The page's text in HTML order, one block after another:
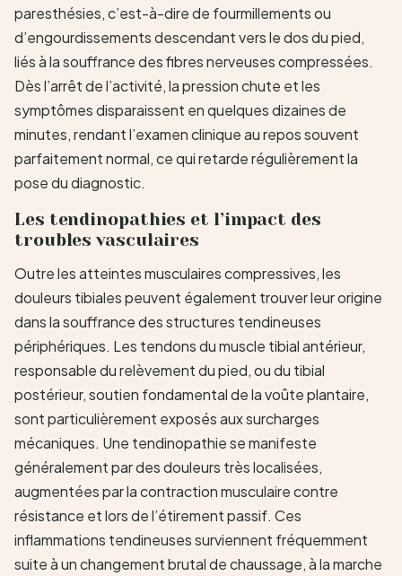
paresthésies, c’est-à-dire de fourmillements ou
d’engourdissements descendant vers le dos du pied,
liés à la souffrance des fibres nerveuses compressées.
Dès l’arrêt de l’activité, la pression chute et les
symptômes disparaissent en quelques dizaines de
minutes, rendant l’examen clinique au repos souvent
parfaitement normal, ce qui retarde régulièrement la
pose du diagnostic.
Les tendinopathies et l’impact des
troubles vasculaires
Outre les atteintes musculaires compressives, les
douleurs tibiales peuvent également trouver leur origine
dans la souffrance des structures tendineuses
périphériques. Les tendons du muscle tibial antérieur,
responsable du relèvement du pied, ou du tibial
postérieur, soutien fondamental de la voûte plantaire,
sont particulièrement exposés aux surcharges
mécaniques. Une tendinopathie se manifeste
généralement par des douleurs très localisées,
augmentées par la contraction musculaire contre
résistance et lors de l’étirement passif. Ces
inflammations tendineuses surviennent fréquemment
suite à un changement brutal de chaussage, à la marche